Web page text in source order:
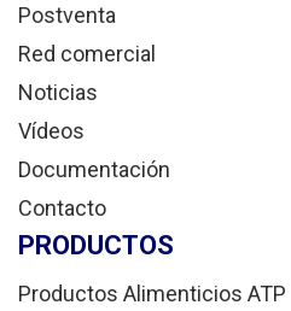
Postventa
Red comercial
Noticias
Vídeos
Documentación
Contacto
PRODUCTOS
Productos Alimenticios ATP